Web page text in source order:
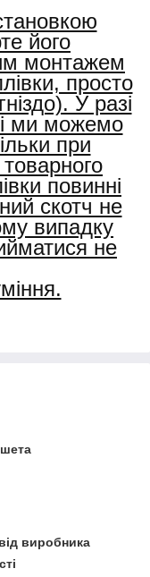
його
монтажем
просто
У разі
ми можемо
при
повинні
скотч не
випадку
не
виробника